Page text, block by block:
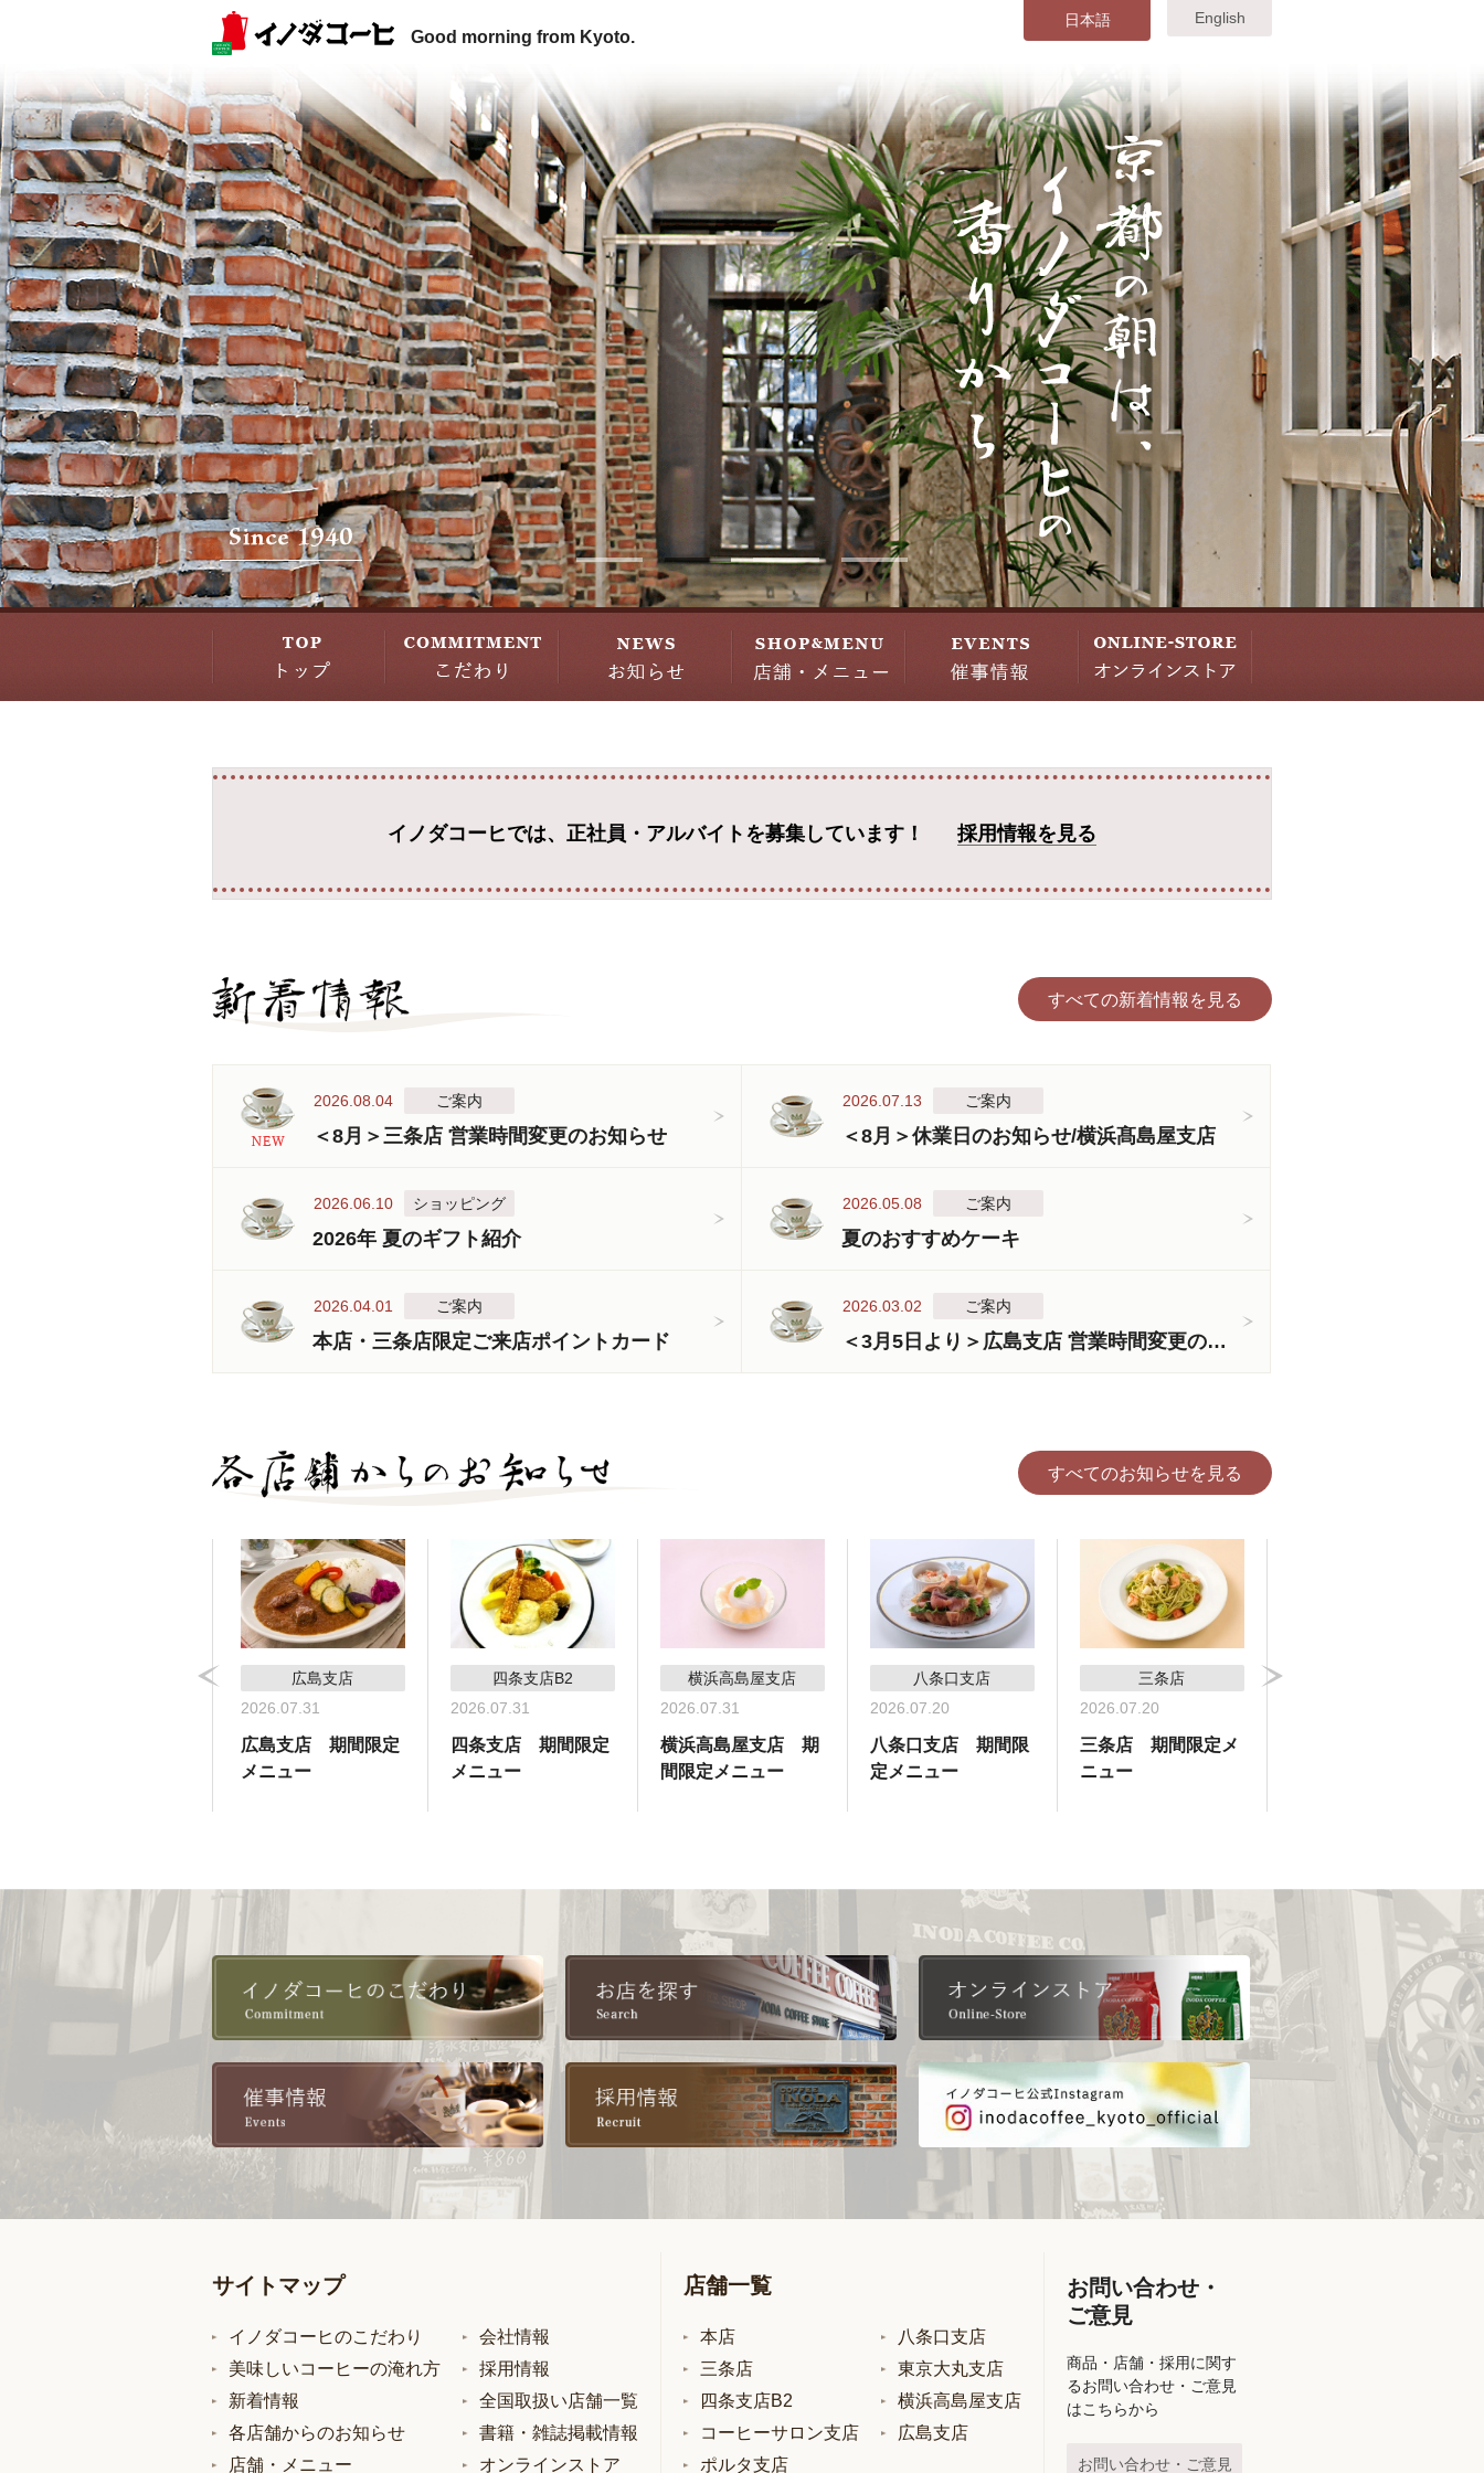
Good morning from Kyoto.
日本語 English
イノダコーヒでは、 正社員・アルバイトを募集しています！ 採用情報を見る
すべての新着情報を見る
2026.08.04 ご案内
＜8月＞三条店 営業時間変更のお知らせ
2026.07.13 ご案内
＜8月＞休業日のお知らせ/横浜髙島屋支店
2026.06.10 ショッピング
2026年 夏のギフト紹介
2026.05.08 ご案内
夏のおすすめケーキ
2026.04.01 ご案内
本店・三条店限定ご来店ポイントカード
2026.03.02 ご案内
＜3月5日より＞広島支店 営業時間変更のお知らせ
すべてのお知らせを見る
広島支店
2026.07.31
広島支店 期間限定
メニュー
四条支店B2
2026.07.31
四条支店 期間限定
メニュー
横浜高島屋支店
2026.07.31
横浜高島屋支店 期
間限定メニュー
八条口支店
2026.07.20
八条口支店 期間限
定メニュー
三条店
2026.07.20
三条店 期間限定メ
ニュー
サイトマップ
イノダコーヒのこだわり
美味しいコーヒーの淹れ方
新着情報
各店舗からのお知らせ
店舗・メニュー
会社情報
採用情報
全国取扱い店舗一覧
書籍・雑誌掲載情報
オンラインストア
店舗一覧
本店
三条店
四条支店B2
コーヒーサロン支店
ポルタ支店
八条口支店
東京大丸支店
横浜高島屋支店
広島支店
お問い合わせ・
ご意見
商品・店舗・採用に関す
るお問い合わせ・ご意見
はこちらから
お問い合わせ・ご意見